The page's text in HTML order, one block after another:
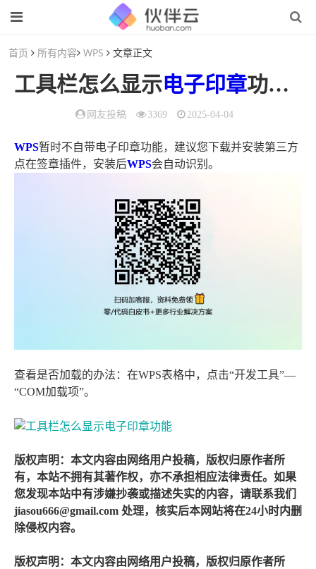
首页 所有内容 WPS 文章正文
工具栏怎么显示电子印章功能（wps
网友投稿 3369 2025-04-04
WPS暂时不自带电子印章功能，建议您下载并安装第三方
点在签章插件，安装后WPS会自动识别。
查看是否加载的办法：在WPS表格中，点击“开发工具”—
“COM加载项”。
版权声明：本文内容由网络用户投稿，版权归原作者所
有，本站不拥有其著作权，亦不承担相应法律责任。如果
您发现本站中有涉嫌抄袭或描述失实的内容，请联系我们
jiasou666@gmail.com 处理，核实后本网站将在24小时内删
除侵权内容。
版权声明：本文内容由网络用户投稿，版权归原作者所